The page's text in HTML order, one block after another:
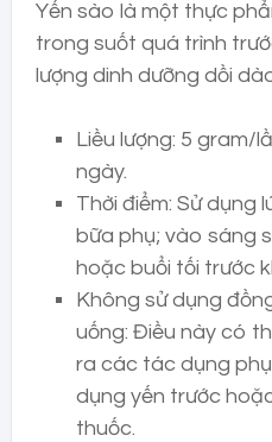
Yến sào là một thực
trong suốt quá trình
lượng dinh dưỡng dồi
Liều lượng: 5 gram/
ngày.
Thời điểm: Sử dụng
bữa phụ; vào sáng
hoặc buổi tối trước
Không sử dụng
uống: Điều này có
ra các tác dụng
dụng yến trước
thuốc.